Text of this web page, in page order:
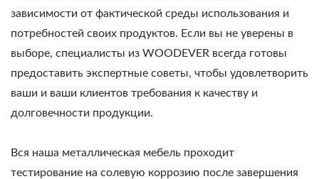
зависимости от фактической среды использования и
потребностей своих продуктов. Если вы не уверены в
выборе, специалисты из WOODEVER всегда готовы
предоставить экспертные советы, чтобы удовлетворить
ваши и ваши клиентов требования к качеству и
долговечности продукции.
Вся наша металлическая мебель проходит
тестирование на солевую коррозию после завершения